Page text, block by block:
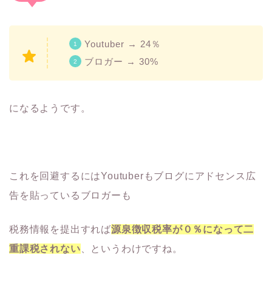
Youtuber → 24％
ブロガー → 30%
になるようです。
これを回避するにはYoutuberもブログにアドセンス広
告を貼っているブロガーも
税務情報を提出すれば源泉徴収税率が０％になって二
重課税されない 、というわけですね。